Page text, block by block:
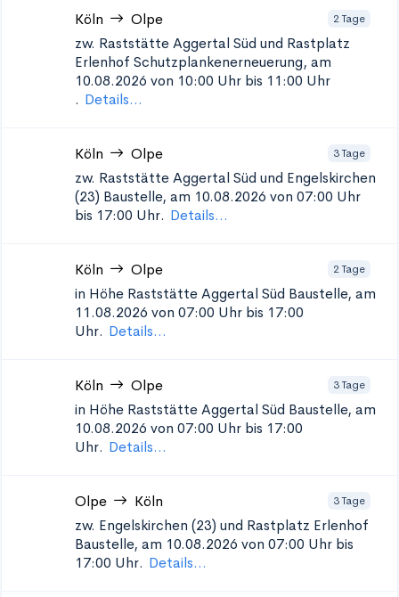
Köln Olpe 2 Tage
zw. Raststätte Aggertal Süd und Rastplatz
Erlenhof Schutzplankenerneuerung, am
10.08.2026 von 10:00 Uhr bis 11:00 Uhr
. Details...
Köln Olpe 3 Tage
zw. Raststätte Aggertal Süd und Engelskirchen
(23) Baustelle, am 10.08.2026 von 07:00 Uhr
bis 17:00 Uhr. Details...
Köln Olpe 2 Tage
in Höhe Raststätte Aggertal Süd Baustelle, am
11.08.2026 von 07:00 Uhr bis 17:00
Uhr. Details...
Köln Olpe 3 Tage
in Höhe Raststätte Aggertal Süd Baustelle, am
10.08.2026 von 07:00 Uhr bis 17:00
Uhr. Details...
Olpe Köln 3 Tage
zw. Engelskirchen (23) und Rastplatz Erlenhof
Baustelle, am 10.08.2026 von 07:00 Uhr bis
17:00 Uhr. Details...